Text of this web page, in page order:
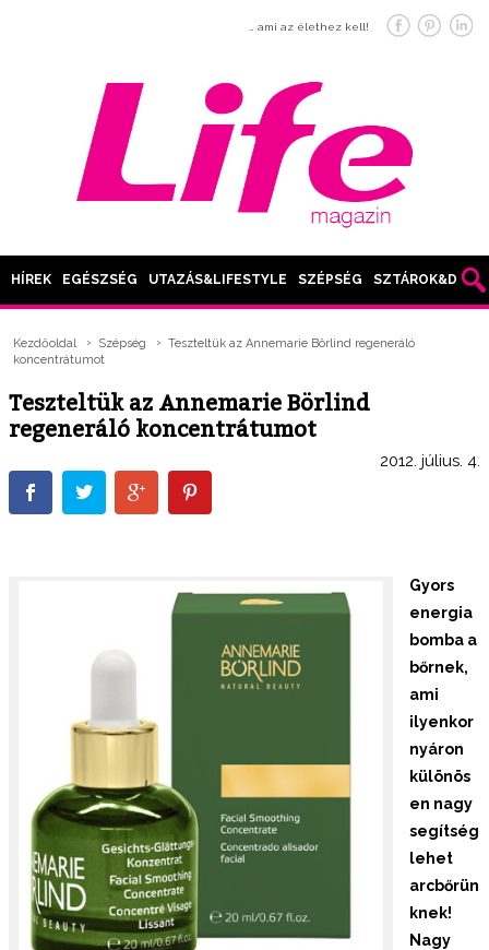
… ami az élethez kell!
HÍREK EGÉSZSÉG UTAZÁS&LIFESTYLE SZÉPSÉG SZTÁROK&DIVAT
Kezdőoldal Szépség
Teszteltük az Annemarie Börlind regeneráló
koncentrátumot
Teszteltük az Annemarie Börlind
regeneráló koncentrátumot
2012. július. 4.
Gyors
energia
bomba a
bőrnek,
ami
ilyenkor
nyáron
különös
en nagy
segítség
lehet
arcbőrün
knek!
Nagy